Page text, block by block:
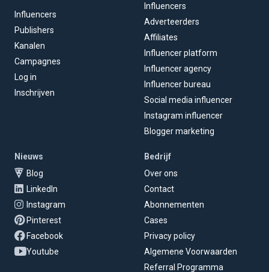
Influencers
Publishers
Kanalen
Campagnes
Log in
Inschrijven
Influencers
Adverteerders
Affiliates
Influencer platform
Influencer agency
Influencer bureau
Social media influencer
Instagram influencer
Blogger marketing
Nieuws
Blog
LinkedIn
Instagram
Pinterest
Facebook
Youtube
Bedrijf
Over ons
Contact
Abonnementen
Cases
Privacy policy
Algemene Voorwaarden
Referral Programma